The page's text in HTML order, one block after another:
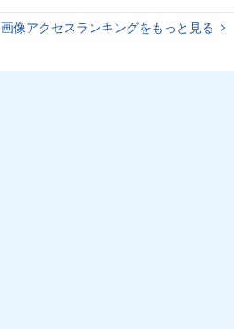
画像アクセスランキングをもっと見る